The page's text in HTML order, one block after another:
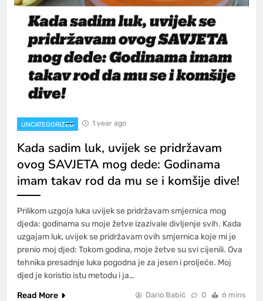
UNCATEGORIZED 1 year ago
Kada sadim luk, uvijek se pridržavam
ovog SAVJETA mog dede: Godinama
imam takav rod da mu se i komšije dive!
Prilikom uzgoja luka uvijek se pridržavam smjernica mog
djeda: godinama su moje žetve izazivale divljenje svih. Kada
uzgajam luk, uvijek se pridržavam ovih smjernica koje mi je
prenio moj djed: Tokom godina, moje žetve su svi cijenili. Ova
tehnika presadnje luka pogodna je za jesen i proljeće. Moj
djed je koristio istu metodu i ja…
Read More
Dario Babić 0 6 mins